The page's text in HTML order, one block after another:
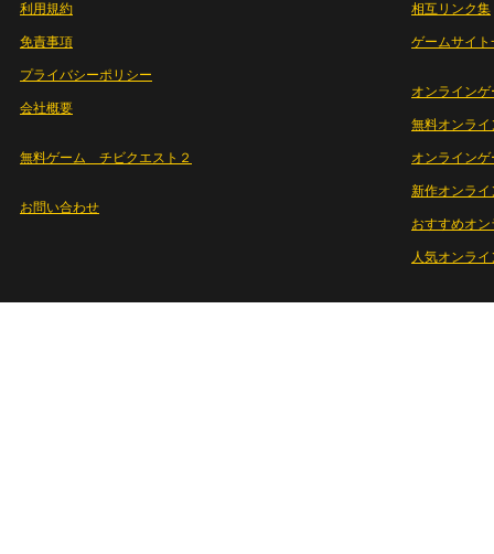
利用規約
免責事項
プライバシーポリシー
会社概要
無料ゲーム チビクエスト２
お問い合わせ
相互リンク集
ゲームサイト
オンラインゲ
無料オンライ
オンライン
新作オンライ
おすすめオ
人気オンラ